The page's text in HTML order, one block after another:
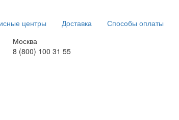
центры Доставка Способы оплаты
Москва
8 (800) 100 31 55